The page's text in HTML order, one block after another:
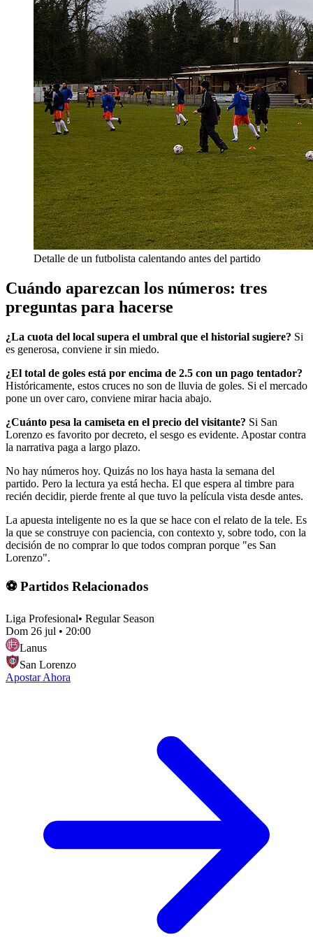
Detalle de un futbolista calentando antes del partido
Cuándo aparezcan los números: tres
preguntas para hacerse
¿La cuota del local supera el umbral que el historial sugiere? Si
es generosa, conviene ir sin miedo.
¿El total de goles está por encima de 2.5 con un pago tentador?
Históricamente, estos cruces no son de lluvia de goles. Si el mercado
pone un over caro, conviene mirar hacia abajo.
¿Cuánto pesa la camiseta en el precio del visitante? Si San
Lorenzo es favorito por decreto, el sesgo es evidente. Apostar contra
la narrativa paga a largo plazo.
No hay números hoy. Quizás no los haya hasta la semana del
partido. Pero la lectura ya está hecha. El que espera al timbre para
recién decidir, pierde frente al que tuvo la película vista desde antes.
La apuesta inteligente no es la que se hace con el relato de la tele. Es
la que se construye con paciencia, con contexto y, sobre todo, con la
decisión de no comprar lo que todos compran porque "es San
Lorenzo".
⚽ Partidos Relacionados
Liga Profesional• Regular Season
Dom 26 jul • 20:00
Lanus
San Lorenzo
Apostar Ahora